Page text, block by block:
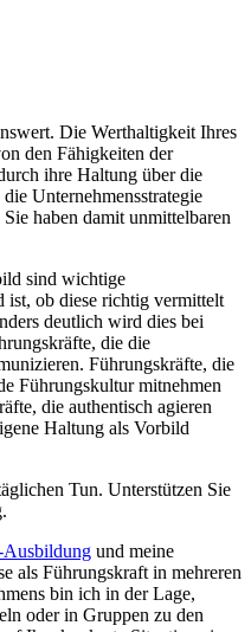
Die Werthaltigkeit Ihres
den Fähigkeiten der
ihre Haltung über die
Unternehmensstrategie
haben damit unmittelbaren
sind wichtige
ist, ob diese richtig vermittelt
deutlich wird dies bei
die die
Führungskräfte, die
Führungskultur mitnehmen
die authentisch agieren
Haltung als Vorbild
Tun. Unterstützen Sie
Ausbildung und meine
als Führungskraft in mehreren
bin ich in der Lage,
oder in Gruppen zu den